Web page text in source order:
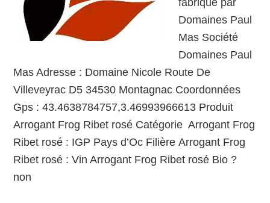
fabriqué par
Domaines Paul
Mas Société
Domaines Paul
Mas Adresse : Domaine Nicole Route De
Villeveyrac D5 34530 Montagnac Coordonnées
Gps : 43.4638784757,3.46993966613 Produit
Arrogant Frog Ribet rosé Catégorie Arrogant Frog
Ribet rosé : IGP Pays d’Oc Filière Arrogant Frog
Ribet rosé : Vin Arrogant Frog Ribet rosé Bio ?
non